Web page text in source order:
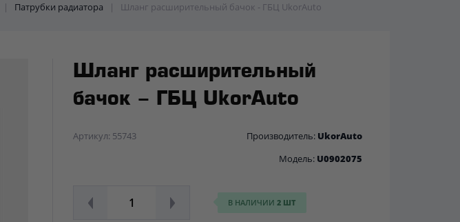
| Патрубки радиатора | Шланг расширительный бачок - ГБЦ UkorAuto
Шланг расширительный
бачок - ГБЦ UkorAuto
Артикул: 55743 Производитель: UkorAuto
Модель: U0902075
В НАЛИЧИИ 2 ШТ